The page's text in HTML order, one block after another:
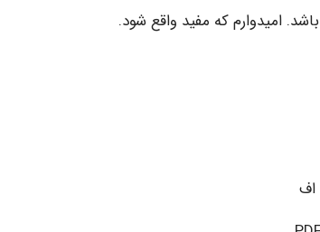
امیدوارم که مفید واقع شود.